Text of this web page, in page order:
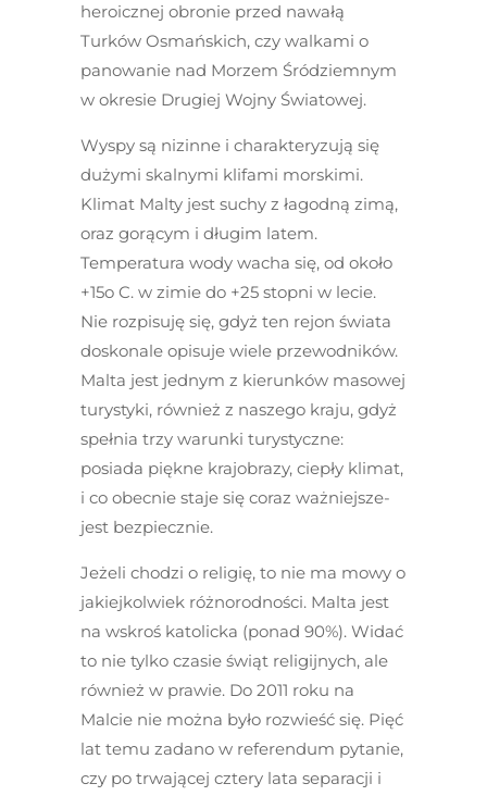
heroicznej obronie przed nawałą
Turków Osmańskich, czy walkami o
panowanie nad Morzem Śródziemnym
w okresie Drugiej Wojny Światowej.
Wyspy są nizinne i charakteryzują się
dużymi skalnymi klifami morskimi.
Klimat Malty jest suchy z łagodną zimą,
oraz gorącym i długim latem.
Temperatura wody wacha się, od około
+15o C. w zimie do +25 stopni w lecie.
Nie rozpisuję się, gdyż ten rejon świata
doskonale opisuje wiele przewodników.
Malta jest jednym z kierunków masowej
turystyki, również z naszego kraju, gdyż
spełnia trzy warunki turystyczne:
posiada piękne krajobrazy, ciepły klimat,
i co obecnie staje się coraz ważniejsze-
jest bezpiecznie.
Jeżeli chodzi o religię, to nie ma mowy o
jakiejkolwiek różnorodności. Malta jest
na wskroś katolicka (ponad 90%). Widać
to nie tylko czasie świąt religijnych, ale
również w prawie. Do 2011 roku na
Malcie nie można było rozwieść się. Pięć
lat temu zadano w referendum pytanie,
czy po trwającej cztery lata separacji i